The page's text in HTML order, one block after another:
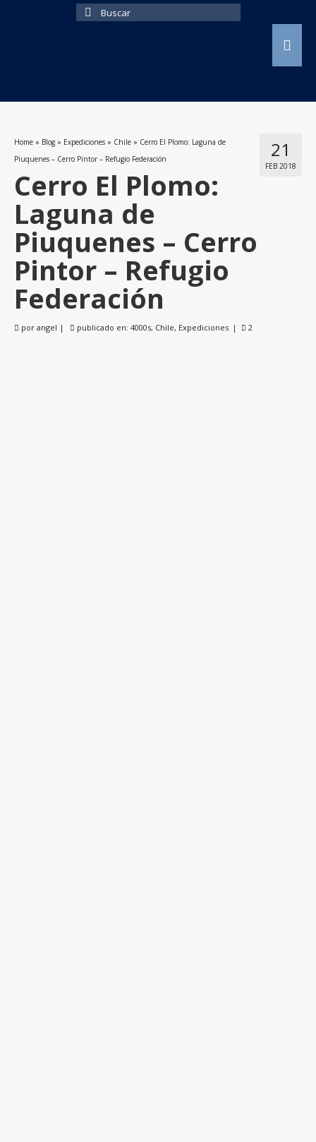
Buscar
21
FEB 2018
Home » Blog » Expediciones » Chile » Cerro El Plomo: Laguna de
Piuquenes – Cerro Pintor – Refugio Federación
Cerro El Plomo:
Laguna de
Piuquenes – Cerro
Pintor – Refugio
Federación
por angel | publicado en: 4000s, Chile, Expediciones | 2